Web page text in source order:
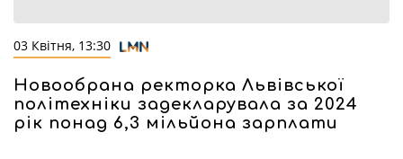
03 Квітня, 13:30
Новообрана ректорка Львівської
політехніки задекларувала за 2024
рік понад 6,3 мільйона зарплати